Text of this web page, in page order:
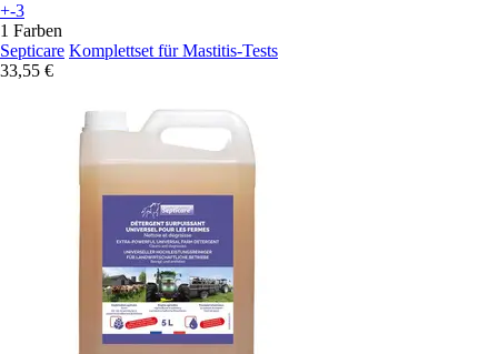
+-3
1 Farben
Septicare Komplettset für Mastitis-Tests
33,55 €